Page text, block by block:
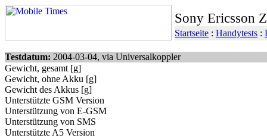
Sony Ericsson
Startseite : Handytests :
Testdatum: 2004-03-04, via Universalkoppler
Gewicht, gesamt [g]
Gewicht, ohne Akku [g]
Gewicht des Akkus [g]
Unterstützte GSM Version
Unterstützung von E-GSM
Unterstützung von SMS
Unterstützte A5 Version